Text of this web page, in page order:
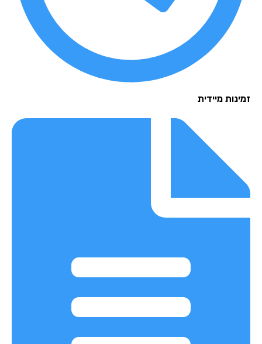
מיידית